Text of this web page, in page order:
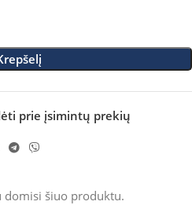
prie įsimintų prekių
domisi šiuo produktu.